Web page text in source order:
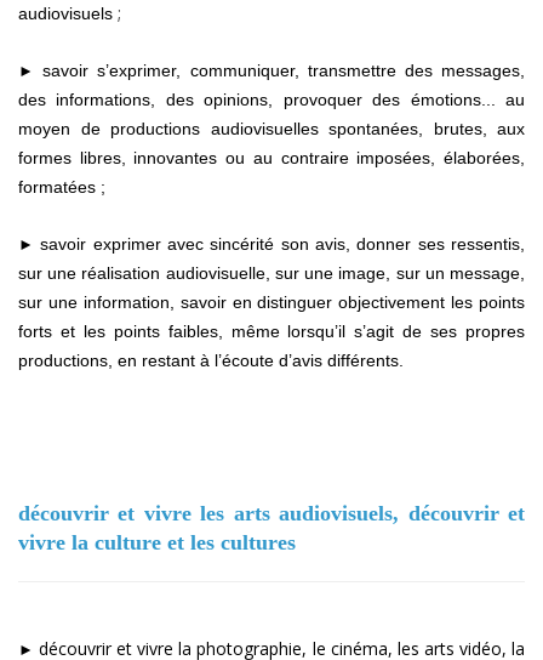
audiovisuels ;
►
savoir s’exprimer, communiquer, transmettre des messages,
des informations, des opinions, provoquer des émotions... au
moyen de productions audiovisuelles spontanées, brutes, aux
formes libres, innovantes ou au contraire imposées, élaborées,
formatées ;
► savoir exprimer avec sincérité son avis, donner ses ressentis,
sur une réalisation audiovisuelle, sur une image, sur un message,
sur une information, savoir en distinguer objectivement les points
forts et les points faibles, même lorsqu’il s’agit de ses propres
productions, en restant à l’écoute d’avis différents.
découvrir et vivre les arts audiovisuels, découvrir et
vivre la culture et les cultures
► découvrir et vivre la photographie, le cinéma, les arts vidéo, la